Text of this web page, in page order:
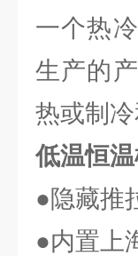
一个热
生产的
热或制
低温恒
●隐藏推
●内置上